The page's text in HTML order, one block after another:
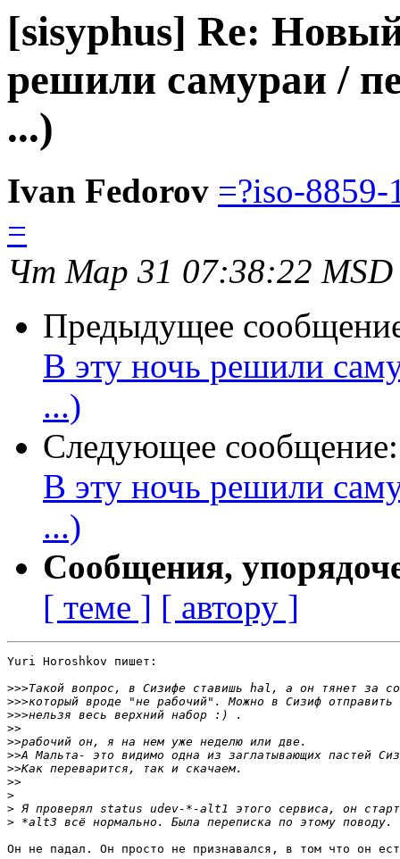
[sisyphus] Re:
решили самураи /
...)
Ivan Fedorov =?iso-
=
Чт Мар 31 07:38:22 MSD
Предыдущее
В эту ночь решили
...)
Следующее
В эту ночь решили
...)
Сообщения,
[ теме ] [ автору ]
Yuri Horoshkov пишет:
>>>
>>>
>>>
>>
>>
>>
>>
>>
>
>
>
Он не падал. Он просто не признавался, в том что он